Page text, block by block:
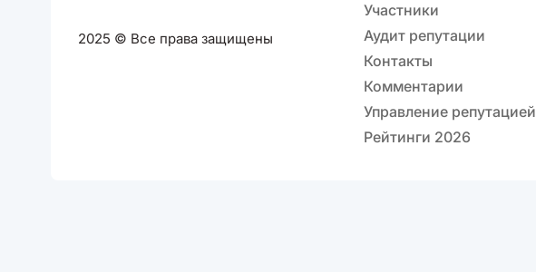
2025 © Все права защищены
Участники
Аудит репутации
Контакты
Комментарии
Управление репутацией
Рейтинги 2026